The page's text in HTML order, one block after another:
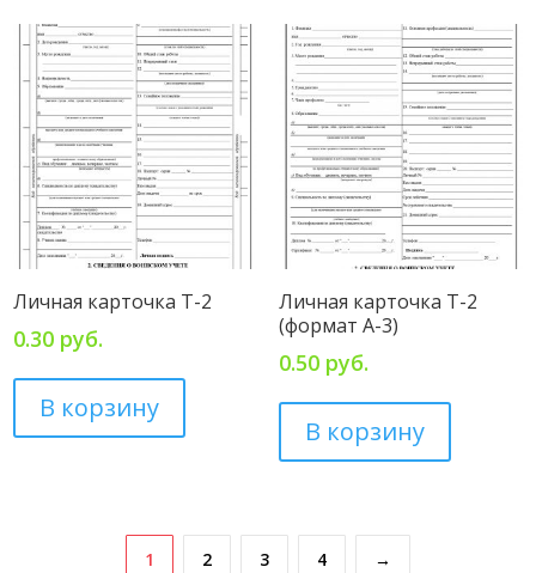
Личная карточка Т-2
0.30 руб.
В корзину
Личная карточка Т-2
(формат А-3)
0.50руб.
В корзину
1 2 3 4 →